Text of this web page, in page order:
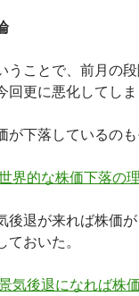
うことで、前月の
回更に悪化してしま
が下落しているのも
界的な株価下落の
後退が来れば株価
ておいた。
気後退になれば株